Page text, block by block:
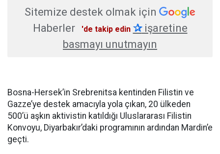
Sitemize destek olmak için
Haberler
'de takip edin ✰işaretine
basmayı unutmayın
Bosna-Hersek’in Srebrenitsa kentinden Filistin ve
Gazze’ye destek amacıyla yola çıkan, 20 ülkeden
500’ü aşkın aktivistin katıldığı Uluslararası Filistin
Konvoyu, Diyarbakır’daki programının ardından Mardin’e
geçti.